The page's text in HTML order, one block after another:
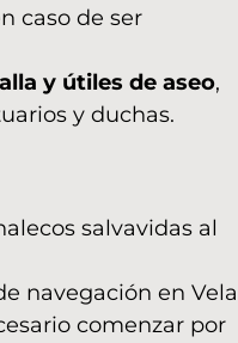
caso de ser
y útiles de aseo,
y duchas.
salvavidas al
navegación en Vela
comenzar por